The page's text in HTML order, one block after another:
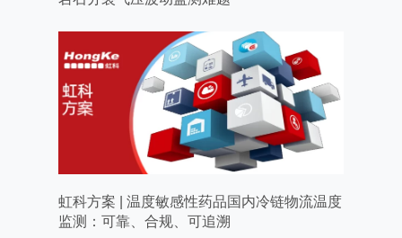
虹科方案 | 温度敏感性药品国内冷链物流温度
监测：可靠、合规、可追溯